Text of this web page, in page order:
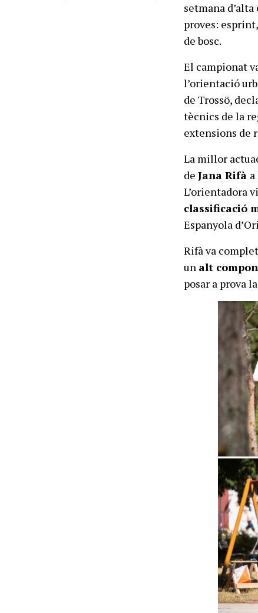
setmana
proves:
de bosc.
El campionat
l’orientació
de Trossö,
tècnics de la
extensions de
La millor
deJana Rifà
L’orientadora
classificació
Espanyola
Rifà va
un alt
posar a prova